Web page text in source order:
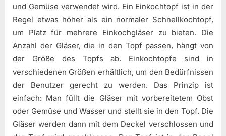
und Gemüse verwendet wird. Ein Einkochtopf ist in der
Regel etwas höher als ein normaler Schnellkochtopf,
um Platz für mehrere Einkochgläser zu bieten. Die
Anzahl der Gläser, die in den Topf passen, hängt von
der Größe des Topfs ab. Einkochtopfe sind in
verschiedenen Größen erhältlich, um den Bedürfnissen
der Benutzer gerecht zu werden. Das Prinzip ist
einfach: Man füllt die Gläser mit vorbereitetem Obst
oder Gemüse und Wasser und stellt sie in den Topf. Die
Gläser werden dann mit dem Deckel verschlossen und